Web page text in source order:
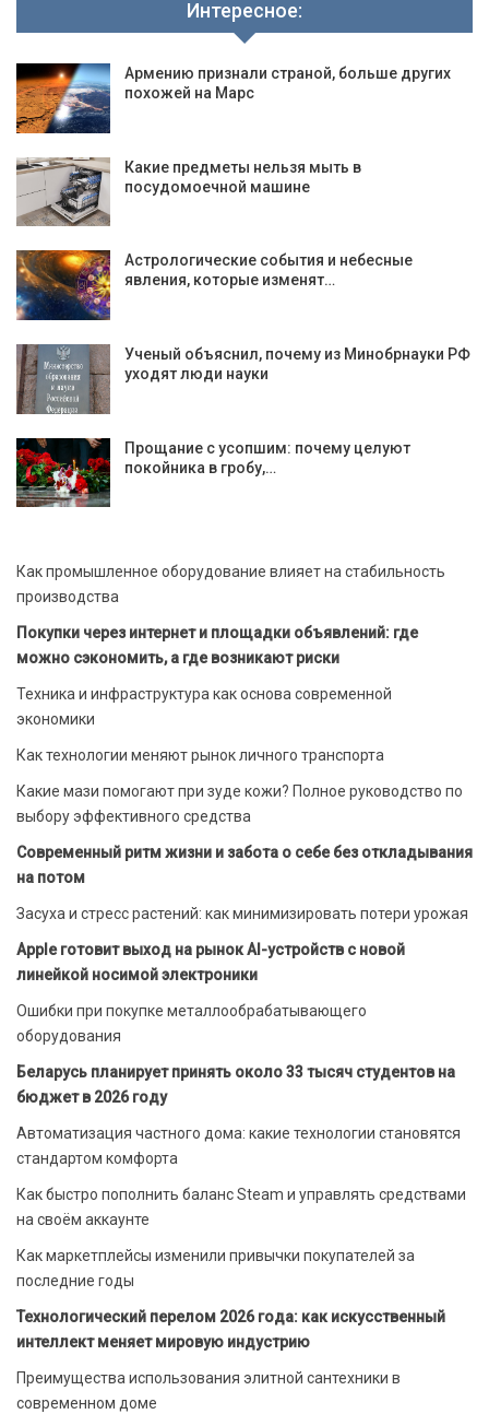
Интересное:
Армению признали страной, больше других
похожей на Марс
Какие предметы нельзя мыть в
посудомоечной машине
Астрологические события и небесные
явления, которые изменят…
Ученый объяснил, почему из Минобрнауки РФ
уходят люди науки
Прощание с усопшим: почему целуют
покойника в гробу,…
Как промышленное оборудование влияет на стабильность
производства
Покупки через интернет и площадки объявлений: где
можно сэкономить, а где возникают риски
Техника и инфраструктура как основа современной
экономики
Как технологии меняют рынок личного транспорта
Какие мази помогают при зуде кожи? Полное руководство по
выбору эффективного средства
Современный ритм жизни и забота о себе без откладывания
на потом
Засуха и стресс растений: как минимизировать потери урожая
Apple готовит выход на рынок AI-устройств с новой
линейкой носимой электроники
Ошибки при покупке металлообрабатывающего
оборудования
Беларусь планирует принять около 33 тысяч студентов на
бюджет в 2026 году
Автоматизация частного дома: какие технологии становятся
стандартом комфорта
Как быстро пополнить баланс Steam и управлять средствами
на своём аккаунте
Как маркетплейсы изменили привычки покупателей за
последние годы
Технологический перелом 2026 года: как искусственный
интеллект меняет мировую индустрию
Преимущества использования элитной сантехники в
современном доме